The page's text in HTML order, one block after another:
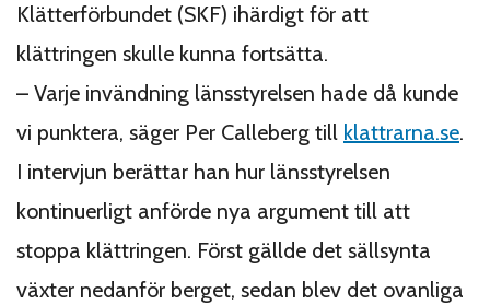
Klätterförbundet (SKF) ihärdigt för att
klättringen skulle kunna fortsätta.
– Varje invändning länsstyrelsen hade då kunde
vi punktera, säger Per Calleberg till klattrarna.se.
I intervjun berättar han hur länsstyrelsen
kontinuerligt anförde nya argument till att
stoppa klättringen. Först gällde det sällsynta
växter nedanför berget, sedan blev det ovanliga